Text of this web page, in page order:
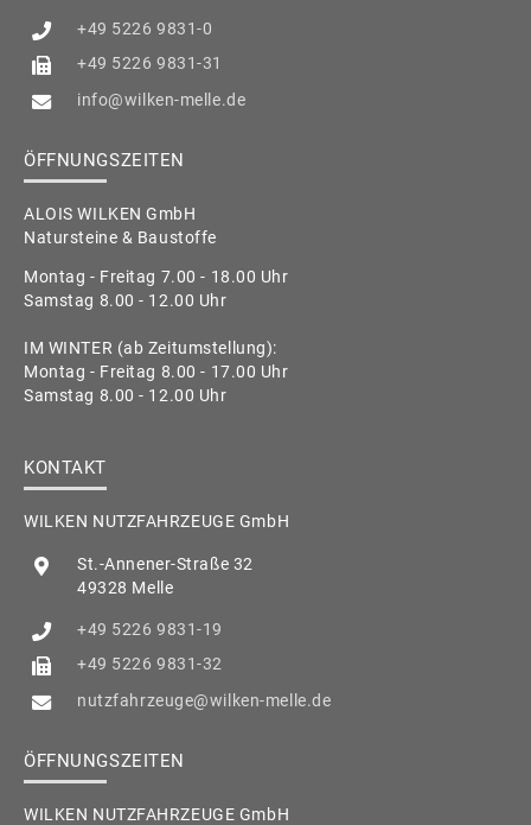
+49 5226 9831-0
+49 5226 9831-31
info@wilken-melle.de
ÖFFNUNGSZEITEN
ALOIS WILKEN GmbH
Natursteine & Baustoffe
Montag - Freitag 7.00 - 18.00 Uhr
Samstag 8.00 - 12.00 Uhr
IM WINTER (ab Zeitumstellung):
Montag - Freitag 8.00 - 17.00 Uhr
Samstag 8.00 - 12.00 Uhr
KONTAKT
WILKEN NUTZFAHRZEUGE GmbH
St.-Annener-Straße 32
49328 Melle
+49 5226 9831-19
+49 5226 9831-32
nutzfahrzeuge@wilken-melle.de
ÖFFNUNGSZEITEN
WILKEN NUTZFAHRZEUGE GmbH